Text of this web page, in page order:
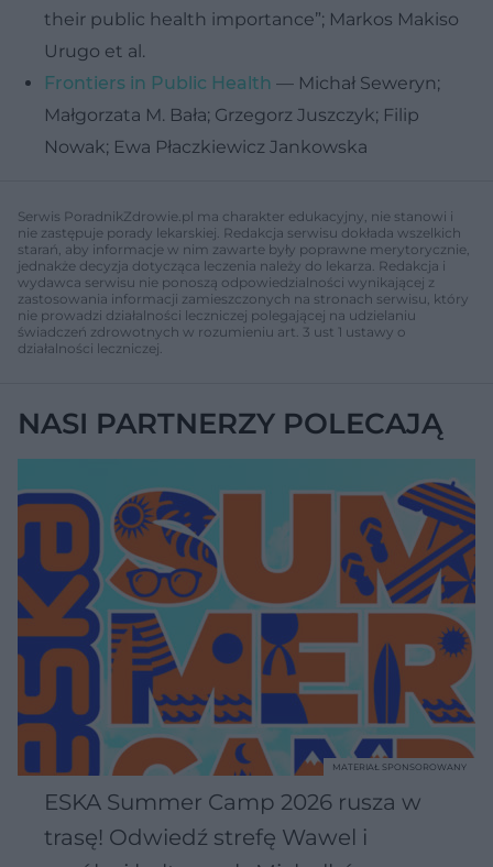
their public health importance”; Markos Makiso
Urugo et al.
Frontiers in Public Health — Michał Seweryn;
Małgorzata M. Bała; Grzegorz Juszczyk; Filip
Nowak; Ewa Płaczkiewicz Jankowska
Serwis PoradnikZdrowie.pl ma charakter edukacyjny, nie stanowi i
nie zastępuje porady lekarskiej. Redakcja serwisu dokłada wszelkich
starań, aby informacje w nim zawarte były poprawne merytorycznie,
jednakże decyzja dotycząca leczenia należy do lekarza. Redakcja i
wydawca serwisu nie ponoszą odpowiedzialności wynikającej z
zastosowania informacji zamieszczonych na stronach serwisu, który
nie prowadzi działalności leczniczej polegającej na udzielaniu
świadczeń zdrowotnych w rozumieniu art. 3 ust 1 ustawy o
działalności leczniczej.
NASI PARTNERZY POLECAJĄ
ESKA Summer Camp 2026 rusza w
trasę! Odwiedź strefę Wawel i
MATERIAŁ SPONSOROWANY